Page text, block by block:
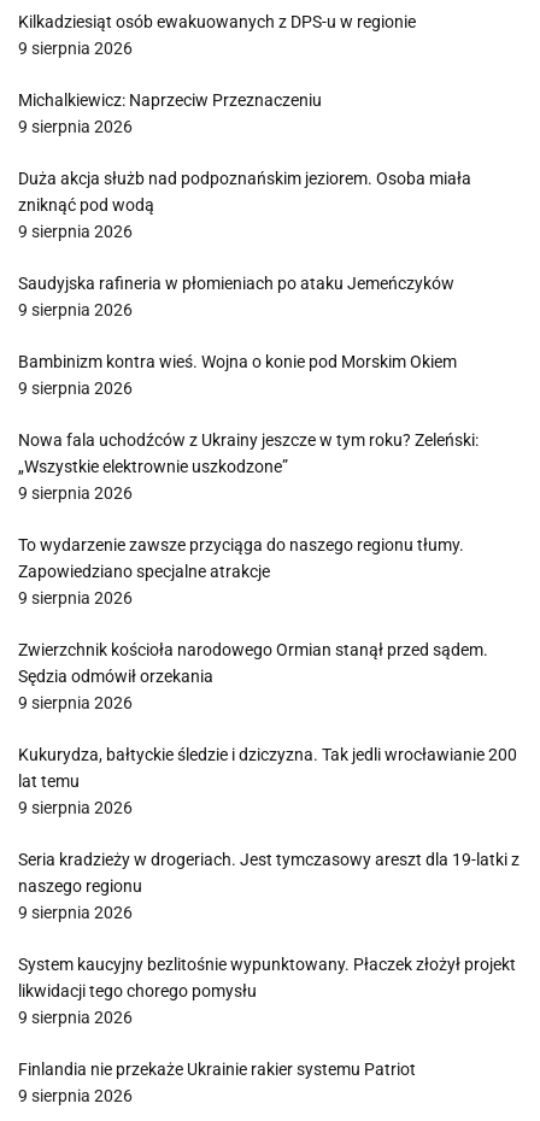
Kilkadziesiąt osób ewakuowanych z DPS-u w regionie
9 sierpnia 2026
Michalkiewicz: Naprzeciw Przeznaczeniu
9 sierpnia 2026
Duża akcja służb nad podpoznańskim jeziorem. Osoba miała
zniknąć pod wodą
9 sierpnia 2026
Saudyjska rafineria w płomieniach po ataku Jemeńczyków
9 sierpnia 2026
Bambinizm kontra wieś. Wojna o konie pod Morskim Okiem
9 sierpnia 2026
Nowa fala uchodźców z Ukrainy jeszcze w tym roku? Zeleński:
„Wszystkie elektrownie uszkodzone”
9 sierpnia 2026
To wydarzenie zawsze przyciąga do naszego regionu tłumy.
Zapowiedziano specjalne atrakcje
9 sierpnia 2026
Zwierzchnik kościoła narodowego Ormian stanął przed sądem.
Sędzia odmówił orzekania
9 sierpnia 2026
Kukurydza, bałtyckie śledzie i dziczyzna. Tak jedli wrocławianie 200
lat temu
9 sierpnia 2026
Seria kradzieży w drogeriach. Jest tymczasowy areszt dla 19-latki z
naszego regionu
9 sierpnia 2026
System kaucyjny bezlitośnie wypunktowany. Płaczek złożył projekt
likwidacji tego chorego pomysłu
9 sierpnia 2026
Finlandia nie przekaże Ukrainie rakier systemu Patriot
9 sierpnia 2026